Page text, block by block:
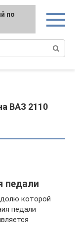
ВАЗ 2110
педали
долю которой
педали
по